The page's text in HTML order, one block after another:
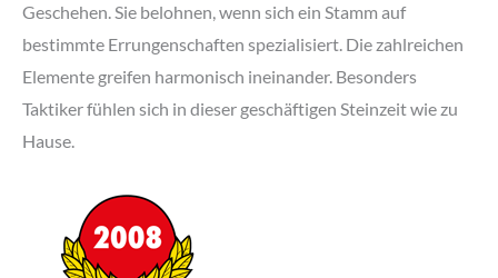
Geschehen. Sie belohnen, wenn sich ein Stamm auf
bestimmte Errungenschaften spezialisiert. Die zahlreichen
Elemente greifen harmonisch ineinander. Besonders
Taktiker fühlen sich in dieser geschäftigen Steinzeit wie zu
Hause.